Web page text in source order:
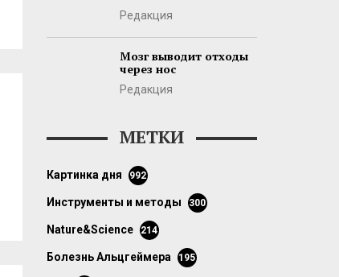
Редакция
Мозг выводит отходы
через нос
Редакция
МЕТКИ
картинка дня 992
инструменты и методы 300
Nature&Science 214
болезнь Альцгеймера 195